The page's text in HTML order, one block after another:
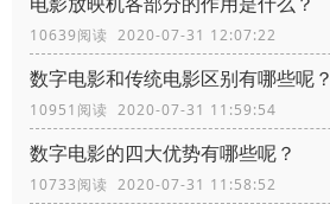
10639阅读 2020-07-31 12:07:22
数字电影和传统电影区别有哪些呢？
10951阅读 2020-07-31 11:59:54
数字电影的四大优势有哪些呢？
10733阅读 2020-07-31 11:58:52